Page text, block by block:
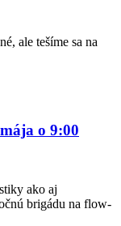
ale tešíme sa na
o 9:00
ako aj
brigádu na flow-